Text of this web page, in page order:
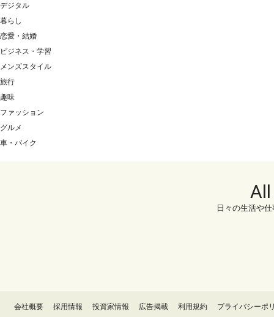
デジタル
暮らし
恋愛・結婚
ビジネス・学習
メンズスタイル
旅行
趣味
ファッション
グルメ
車・バイク
日々の生活や
会社概要 採用情報 投資家情報 広告掲載 利用規約 プライバシーポ